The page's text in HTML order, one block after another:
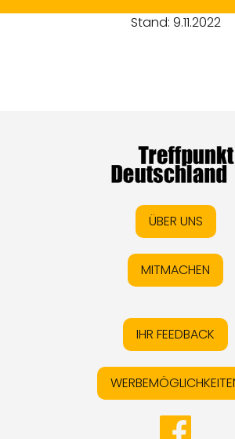
Stand: 9.11.2022
ÜBER UNS
MITMACHEN
IHR FEEDBACK